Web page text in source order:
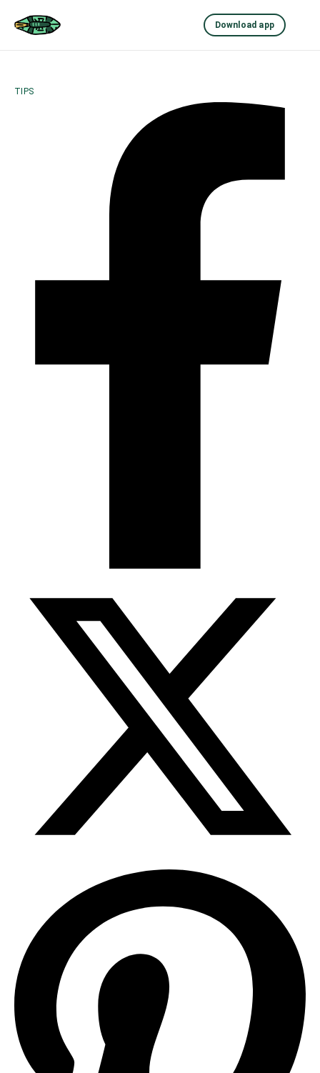
Download app
TIPS